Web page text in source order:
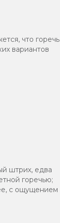
что горечь
вариантов
штрих, едва
горечью;
с ощущением